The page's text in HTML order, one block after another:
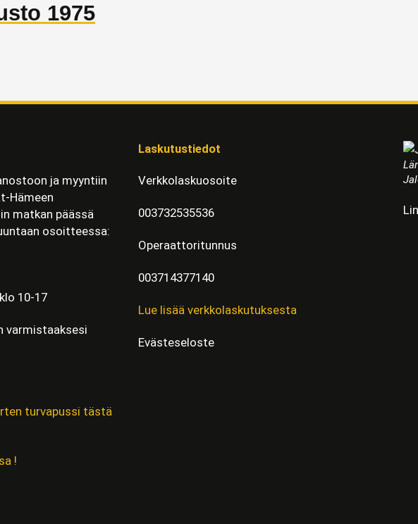
1975
ja myyntiin
Hämeen
matkan päässä
osoitteessa:
10-17
varmistaaksesi
turvapussi tästä
!
Laskutustiedot
Verkkolaskuosoite
003732535536
Operaattoritunnus
003714377140
Lue lisää verkkolaskutuksesta
Evästeseloste